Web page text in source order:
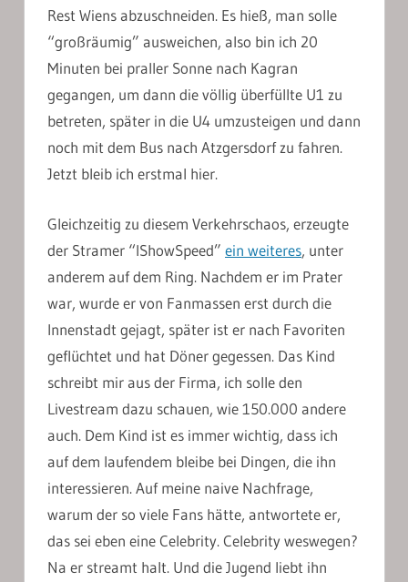
Rest Wiens abzuschneiden. Es hieß, man solle
“großräumig” ausweichen, also bin ich 20
Minuten bei praller Sonne nach Kagran
gegangen, um dann die völlig überfüllte U1 zu
betreten, später in die U4 umzusteigen und dann
noch mit dem Bus nach Atzgersdorf zu fahren.
Jetzt bleib ich erstmal hier.
Gleichzeitig zu diesem Verkehrschaos, erzeugte
der Stramer “IShowSpeed” ein weiteres, unter
anderem auf dem Ring. Nachdem er im Prater
war, wurde er von Fanmassen erst durch die
Innenstadt gejagt, später ist er nach Favoriten
geflüchtet und hat Döner gegessen. Das Kind
schreibt mir aus der Firma, ich solle den
Livestream dazu schauen, wie 150.000 andere
auch. Dem Kind ist es immer wichtig, dass ich
auf dem laufendem bleibe bei Dingen, die ihn
interessieren. Auf meine naive Nachfrage,
warum der so viele Fans hätte, antwortete er,
das sei eben eine Celebrity. Celebrity weswegen?
Na er streamt halt. Und die Jugend liebt ihn